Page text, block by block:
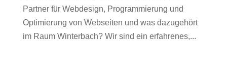
Partner für Webdesign, Programmierung und
Optimierung von Webseiten und was dazugehört
im Raum Winterbach? Wir sind ein erfahrenes,...